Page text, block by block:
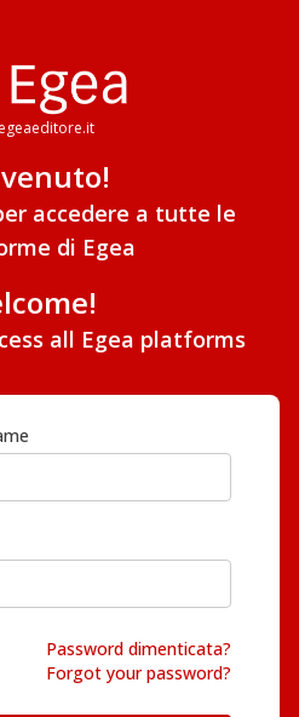
accedere a tutte le
di Egea
all Egea platforms
Password dimenticata?
Forgot your password?